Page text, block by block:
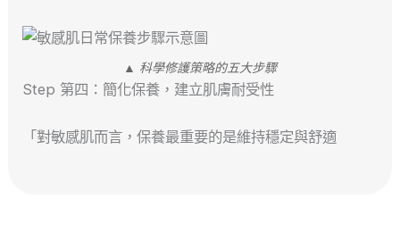
▲ 科學修護策略的五大步驟
Step 第四：簡化保養，建立肌膚耐受性
「對敏感肌而言，保養最重要的是維持穩定與舒適